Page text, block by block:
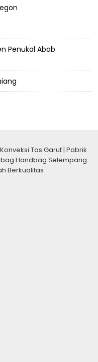
Penukal Abab
Tas Garut | Pabrik
Handbag Selempang
Berkualitas